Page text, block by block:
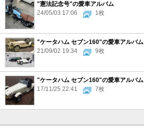
"憲法記念号"の愛車アルバム
24/05/03 17:06
1枚
"ケータハム セブン160"の愛車アルバム
21/09/02 19:34
9枚
"ケータハム セブン160"の愛車アルバム
17/11/25 22:41
7枚